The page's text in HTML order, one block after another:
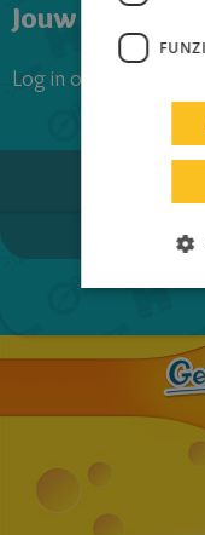
Jouw reactie
Log in om je